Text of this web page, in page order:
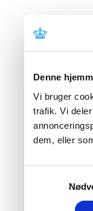
Denne
Vi bruger
trafik. Vi
dem, eller